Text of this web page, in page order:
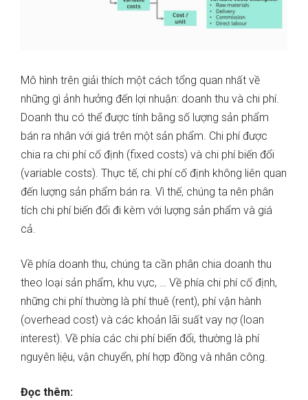
Mô hình trên giải thích một cách tổng quan nhất về
những gì ảnh hưởng đến lợi nhuận: doanh thu và chi phí.
Doanh thu có thể được tính bằng số lượng sản phẩm
bán ra nhân với giá trên một sản phẩm. Chi phí được
chia ra chi phí cố định (fixed costs) và chi phí biến đổi
(variable costs). Thực tế, chi phí cố định không liên quan
đến lượng sản phẩm bán ra. Vì thế, chúng ta nên phân
tích chi phí biến đổi đi kèm với lượng sản phẩm và giá
cả.
Về phía doanh thu, chúng ta cần phân chia doanh thu
theo loại sản phẩm, khu vực, … Về phía chi phí cố định,
những chi phí thường là phí thuê (rent), phí vận hành
(overhead cost) và các khoản lãi suất vay nợ (loan
interest). Về phía các chi phí biến đổi, thường là phí
nguyên liệu, vận chuyển, phí hợp đồng và nhân công.
Đọc thêm: